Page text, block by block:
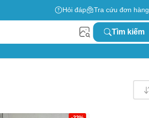
Hỏi đáp Tra cứu đơn hàng
Tìm kiếm